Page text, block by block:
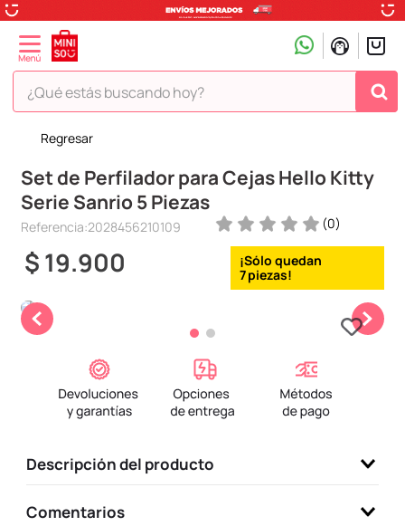
¿Qué estás buscando hoy?
Regresar
Set de Perfilador para Cejas Hello Kitty
Serie Sanrio 5 Piezas
Referencia:2028456210109 (0)
$19.900 7
Descripción del producto
Comentarios
TÉRMINOS MÁS BUSCADOS
1.
peluche
2.
hello kitty
3.
snoopy
4.
ositos cariñositos
5.
6.
disney
toy story
termos
10. league of legends